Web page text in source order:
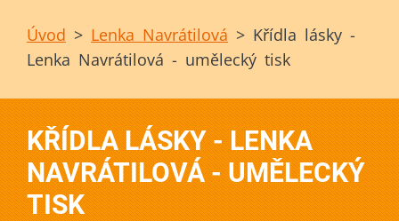
Úvod > Lenka Navrátilová > Křídla lásky -
Lenka Navrátilová - umělecký tisk
KŘÍDLA LÁSKY - LENKA
NAVRÁTILOVÁ - UMĚLECKÝ
TISK